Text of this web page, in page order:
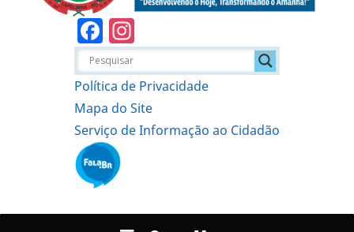
Facebook
Política de Privacidade
Mapa do Site
Serviço de Informação ao Cidadão